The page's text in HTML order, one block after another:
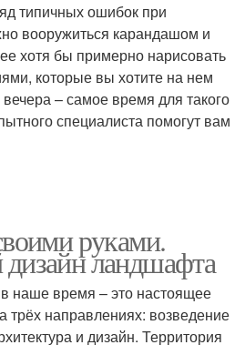
типичных ошибок при
вооружиться карандашом и
хотя бы примерно нарисовать
которые вы хотите на нем
– самое время для такого
специалиста помогут вам
руками.
ландшафта
наше время – это настоящее
трёх направлениях: возведение
и дизайн. Территория